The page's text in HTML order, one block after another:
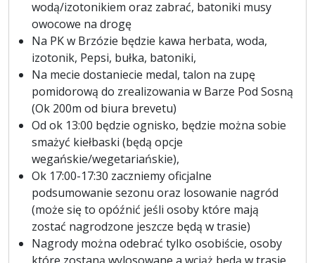
wodą/izotonikiem oraz zabrać, batoniki musy
owocowe na drogę
Na PK w Brzózie będzie kawa herbata, woda,
izotonik, Pepsi, bułka, batoniki,
Na mecie dostaniecie medal, talon na zupę
pomidorową do zrealizowania w Barze Pod Sosną
(Ok 200m od biura brevetu)
Od ok 13:00 będzie ognisko, będzie można sobie
smażyć kiełbaski (będą opcje
wegańskie/wegetariańskie),
Ok 17:00-17:30 zaczniemy oficjalne
podsumowanie sezonu oraz losowanie nagród
(może się to opóźnić jeśli osoby które mają
zostać nagrodzone jeszcze będą w trasie)
Nagrody można odebrać tylko osobiście, osoby